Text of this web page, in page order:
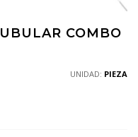
COMBO
UNIDAD: PIEZA